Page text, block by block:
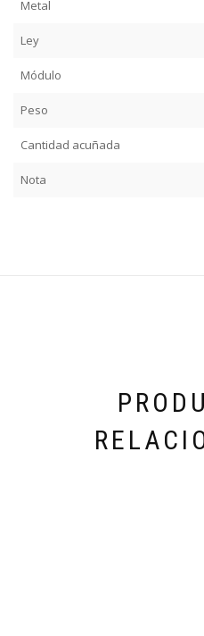
Metal
Ley
Módulo
Peso
Cantidad acuñada
Nota